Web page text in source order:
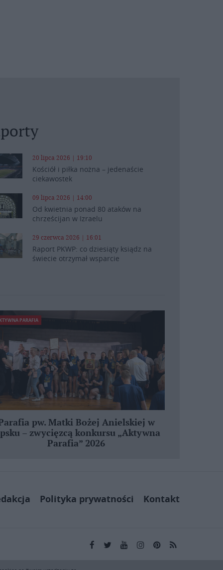
20 lipca 2026 | 19:10
Kościół i piłka nożna – jedenaście
ciekawostek
09 lipca 2026 | 14:00
Od kwietnia ponad 80 ataków na
chrześcijan w Izraelu
29 czerwca 2026 | 16:01
Raport PKWP: co dziesiąty ksiądz na
świecie otrzymał wsparcie
PARAFIA
pw. Matki Bożej Anielskiej w
– zwycięzcą konkursu „Aktywna
Parafia” 2026
Polityka prywatności Kontakt